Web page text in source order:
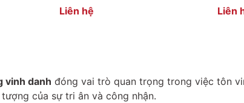
Liên hệ Liên
vinh danh đóng vai trò quan trọng trong việc tôn
của sự tri ân và công nhận.